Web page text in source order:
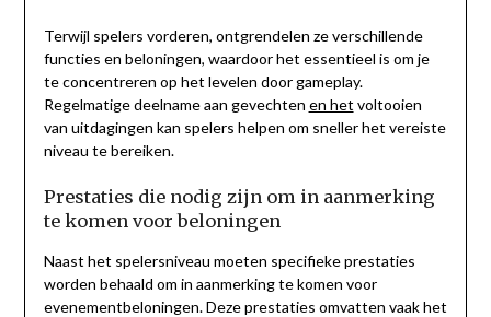
Terwijl spelers vorderen, ontgrendelen ze verschillende
functies en beloningen, waardoor het essentieel is om je
te concentreren op het levelen door gameplay.
Regelmatige deelname aan gevechten en het voltooien
van uitdagingen kan spelers helpen om sneller het vereiste
niveau te bereiken.
Prestaties die nodig zijn om in aanmerking
te komen voor beloningen
Naast het spelersniveau moeten specifieke prestaties
worden behaald om in aanmerking te komen voor
evenementbeloningen. Deze prestaties omvatten vaak het